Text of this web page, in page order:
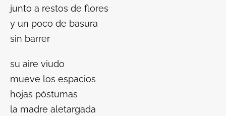
junto a restos de flores
y un poco de basura
sin barrer
su aire viudo
mueve los espacios
hojas póstumas
la madre aletargada